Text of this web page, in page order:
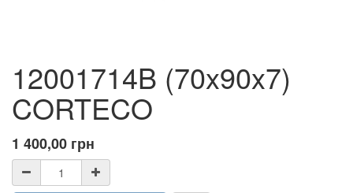
12001714B (70x90x7)
CORTECO
1 400,00 грн